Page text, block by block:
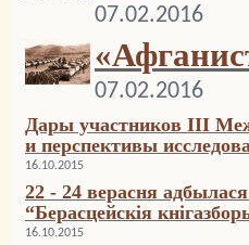
07.02.2016
07.02.2016
Дары участников III
и перспективы
16.10.2015
22 - 24 верасня
“Берасцейскія
16.10.2015